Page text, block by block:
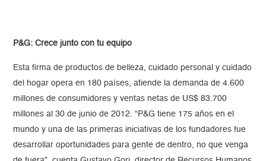
P&G: Crece junto con tu equipo
Esta firma de productos de belleza, cuidado personal y cuidado
del hogar opera en 180 países, atiende la demanda de 4.600
millones de consumidores y ventas netas de US$ 83.700
millones al 30 de junio de 2012. “P&G tiene 175 años en el
mundo y una de las primeras iniciativas de los fundadores fue
desarrollar oportunidades para gente de dentro, no que venga